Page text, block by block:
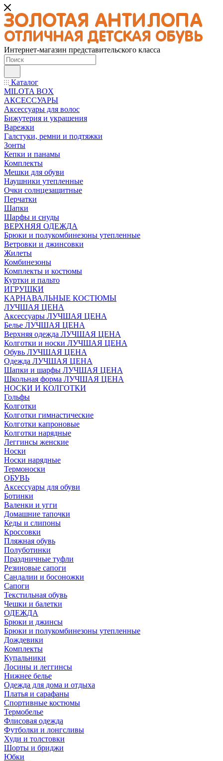
Интернет-магазин представительского класса
Каталог
MILOTA BOX
АКСЕССУАРЫ
Аксессуары для волос
Бижутерия и украшения
Варежки
Галстуки, ремни и подтяжки
Зонты
Кепки и панамы
Комплекты
Мешки для обуви
Наушники утепленные
Очки солнцезащитные
Перчатки
Шапки
Шарфы и снуды
ВЕРХНЯЯ ОДЕЖДА
Брюки и полукомбинезоны утепленные
Ветровки и джинсовки
Жилеты
Комбинезоны
Комплекты и костюмы
Куртки и пальто
ИГРУШКИ
КАРНАВАЛЬНЫЕ КОСТЮМЫ
ЛУЧШАЯ ЦЕНА
Аксессуары ЛУЧШАЯ ЦЕНА
Белье ЛУЧШАЯ ЦЕНА
Верхняя одежда ЛУЧШАЯ ЦЕНА
Колготки и носки ЛУЧШАЯ ЦЕНА
Обувь ЛУЧШАЯ ЦЕНА
Одежда ЛУЧШАЯ ЦЕНА
Шапки и шарфы ЛУЧШАЯ ЦЕНА
Школьная форма ЛУЧШАЯ ЦЕНА
НОСКИ И КОЛГОТКИ
Гольфы
Колготки
Колготки гимнастические
Колготки капроновые
Колготки нарядные
Леггинсы женские
Носки
Носки нарядные
Термоноски
ОБУВЬ
Аксессуары для обуви
Ботинки
Валенки и угги
Домашние тапочки
Кеды и слипоны
Кроссовки
Пляжная обувь
Полуботинки
Праздничные туфли
Резиновые сапоги
Сандалии и босоножки
Сапоги
Текстильная обувь
Чешки и балетки
ОДЕЖДА
Брюки и джинсы
Брюки и полукомбинезоны утепленные
Дождевики
Комплекты
Купальники
Лосины и леггинсы
Нижнее белье
Одежда для дома и отдыха
Платья и сарафаны
Спортивные костюмы
Термобелье
Флисовая одежда
Футболки и лонгсливы
Худи и толстовки
Шорты и бриджи
Юбки